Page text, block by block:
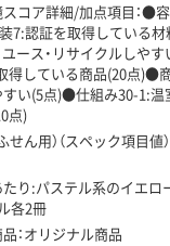
コア詳細/加点項目：●
7:認証を取得している
ユース・リサイクルしや
得している商品(20点)●
い(5点)●仕組み30-1:温
点)
せん用）（スペック項目値
り:パステル系のイエロー
各2冊
：オリジナル商品